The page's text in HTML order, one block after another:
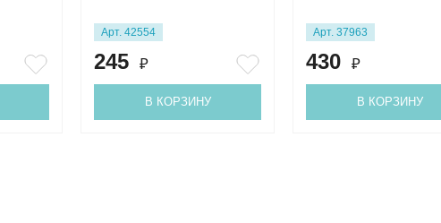
Арт. 42554
245 ₽
В КОРЗИНУ
Арт. 37963
430 ₽
В КОРЗИНУ